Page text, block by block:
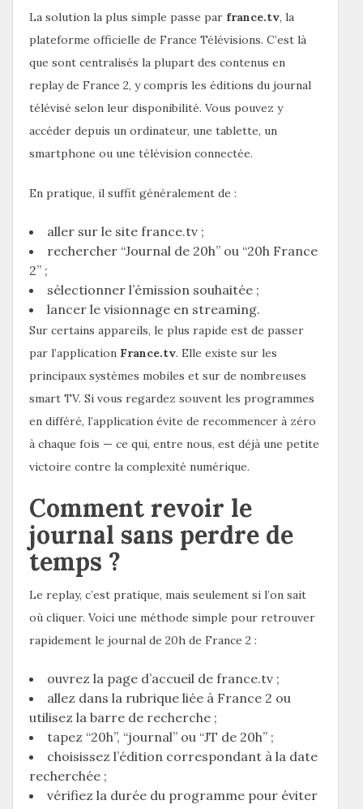
La solution la plus simple passe par france.tv, la
plateforme officielle de France Télévisions. C’est là
que sont centralisés la plupart des contenus en
replay de France 2, y compris les éditions du journal
télévisé selon leur disponibilité. Vous pouvez y
accéder depuis un ordinateur, une tablette, un
smartphone ou une télévision connectée.
En pratique, il suffit généralement de :
aller sur le site france.tv ;
rechercher “Journal de 20h” ou “20h France
2” ;
sélectionner l’émission souhaitée ;
lancer le visionnage en streaming.
Sur certains appareils, le plus rapide est de passer
par l’application France.tv. Elle existe sur les
principaux systèmes mobiles et sur de nombreuses
smart TV. Si vous regardez souvent les programmes
en différé, l’application évite de recommencer à zéro
à chaque fois — ce qui, entre nous, est déjà une petite
victoire contre la complexité numérique.
Comment revoir le
journal sans perdre de
temps ?
Le replay, c’est pratique, mais seulement si l’on sait
où cliquer. Voici une méthode simple pour retrouver
rapidement le journal de 20h de France 2 :
ouvrez la page d’accueil de france.tv ;
allez dans la rubrique liée à France 2 ou
utilisez la barre de recherche ;
tapez “20h”, “journal” ou “JT de 20h” ;
choisissez l’édition correspondant à la date
recherchée ;
vérifiez la durée du programme pour éviter